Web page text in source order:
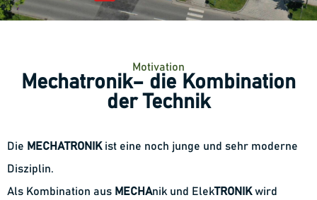
Motivation
Mechatronik– die Kombination
der Technik
Die MECHATRONIK ist eine noch junge und sehr moderne
Disziplin.
Als Kombination aus MECHAnik und ElekTRONIKwird